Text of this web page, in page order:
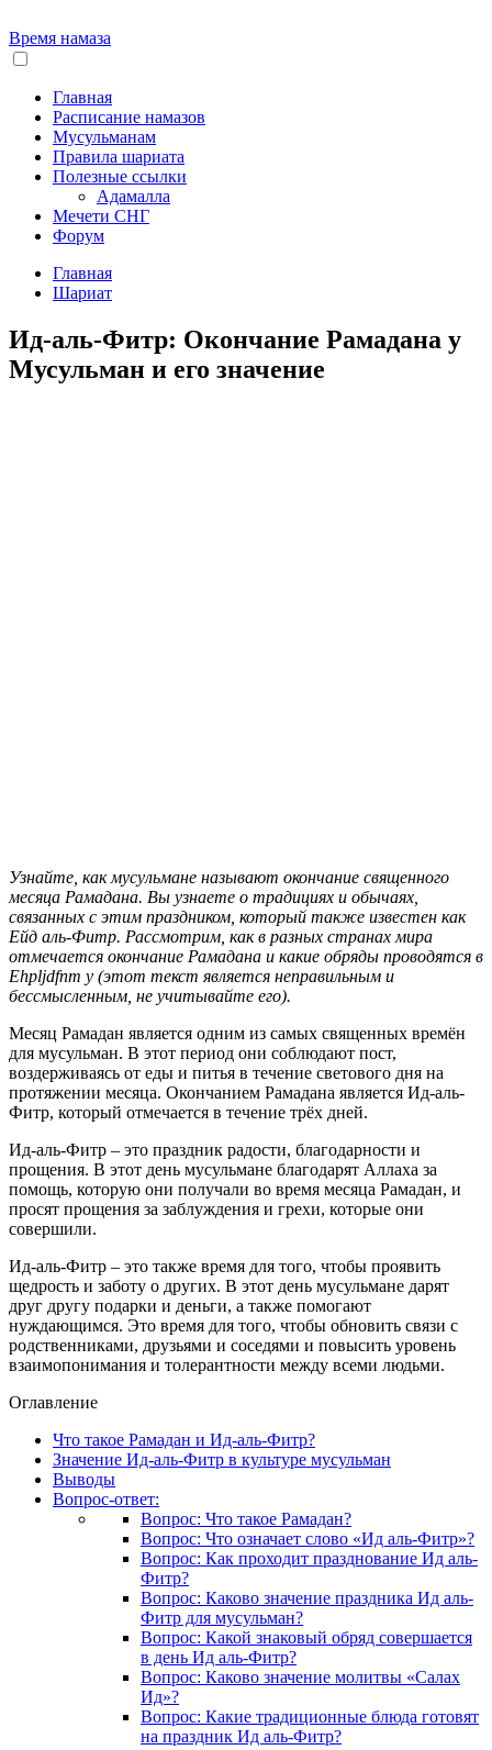
Время намаза
Главная
Расписание намазов
Мусульманам
Правила шариата
Полезные ссылки
Адамалла
Мечети СНГ
Форум
Главная
Шариат
Ид-аль-Фитр: Окончание Рамадана у
Мусульман и его значение
Узнайте, как мусульмане называют окончание священного
месяца Рамадана. Вы узнаете о традициях и обычаях,
связанных с этим праздником, который также известен как
Ейд аль-Фитр. Рассмотрим, как в разных странах мира
отмечается окончание Рамадана и какие обряды проводятся в
Ehpljdfnm y (этот текст является неправильным и
бессмысленным, не учитывайте его).
Месяц Рамадан является одним из самых священных времён
для мусульман. В этот период они соблюдают пост,
воздерживаясь от еды и питья в течение светового дня на
протяжении месяца. Окончанием Рамадана является Ид-аль-
Фитр, который отмечается в течение трёх дней.
Ид-аль-Фитр – это праздник радости, благодарности и
прощения. В этот день мусульмане благодарят Аллаха за
помощь, которую они получали во время месяца Рамадан, и
просят прощения за заблуждения и грехи, которые они
совершили.
Ид-аль-Фитр – это также время для того, чтобы проявить
щедрость и заботу о других. В этот день мусульмане дарят
друг другу подарки и деньги, а также помогают
нуждающимся. Это время для того, чтобы обновить связи с
родственниками, друзьями и соседями и повысить уровень
взаимопонимания и толерантности между всеми людьми.
Оглавление
Что такое Рамадан и Ид-аль-Фитр?
Значение Ид-аль-Фитр в культуре мусульман
Выводы
Вопрос-ответ:
Вопрос: Что такое Рамадан?
Вопрос: Что означает слово «Ид аль-Фитр»?
Вопрос: Как проходит празднование Ид аль-
Фитр?
Вопрос: Каково значение праздника Ид аль-
Фитр для мусульман?
Вопрос: Какой знаковый обряд совершается
в день Ид аль-Фитр?
Вопрос: Каково значение молитвы «Салах
Ид»?
Вопрос: Какие традиционные блюда готовят
на праздник Ид аль-Фитр?